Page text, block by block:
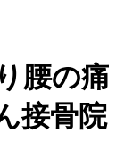
腰の痛
接骨院